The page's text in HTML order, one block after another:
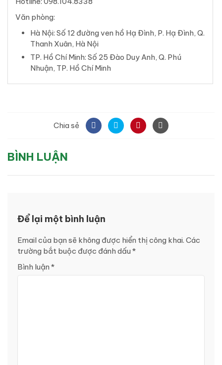
Văn phòng:
Hà Nội: Số 12 đường ven hồ Hạ Đình, P. Hạ Đình, Q.
Thanh Xuân, Hà Nội
TP. Hồ Chí Minh: Số 25 Đào Duy Anh, Q. Phú
Nhuận, TP. Hồ Chí Minh
Chia sẻ
BÌNH LUẬN
Để lại một bình luận
Email của bạn sẽ không được hiển thị công khai. Các
trường bắt buộc được đánh dấu *
Bình luận *